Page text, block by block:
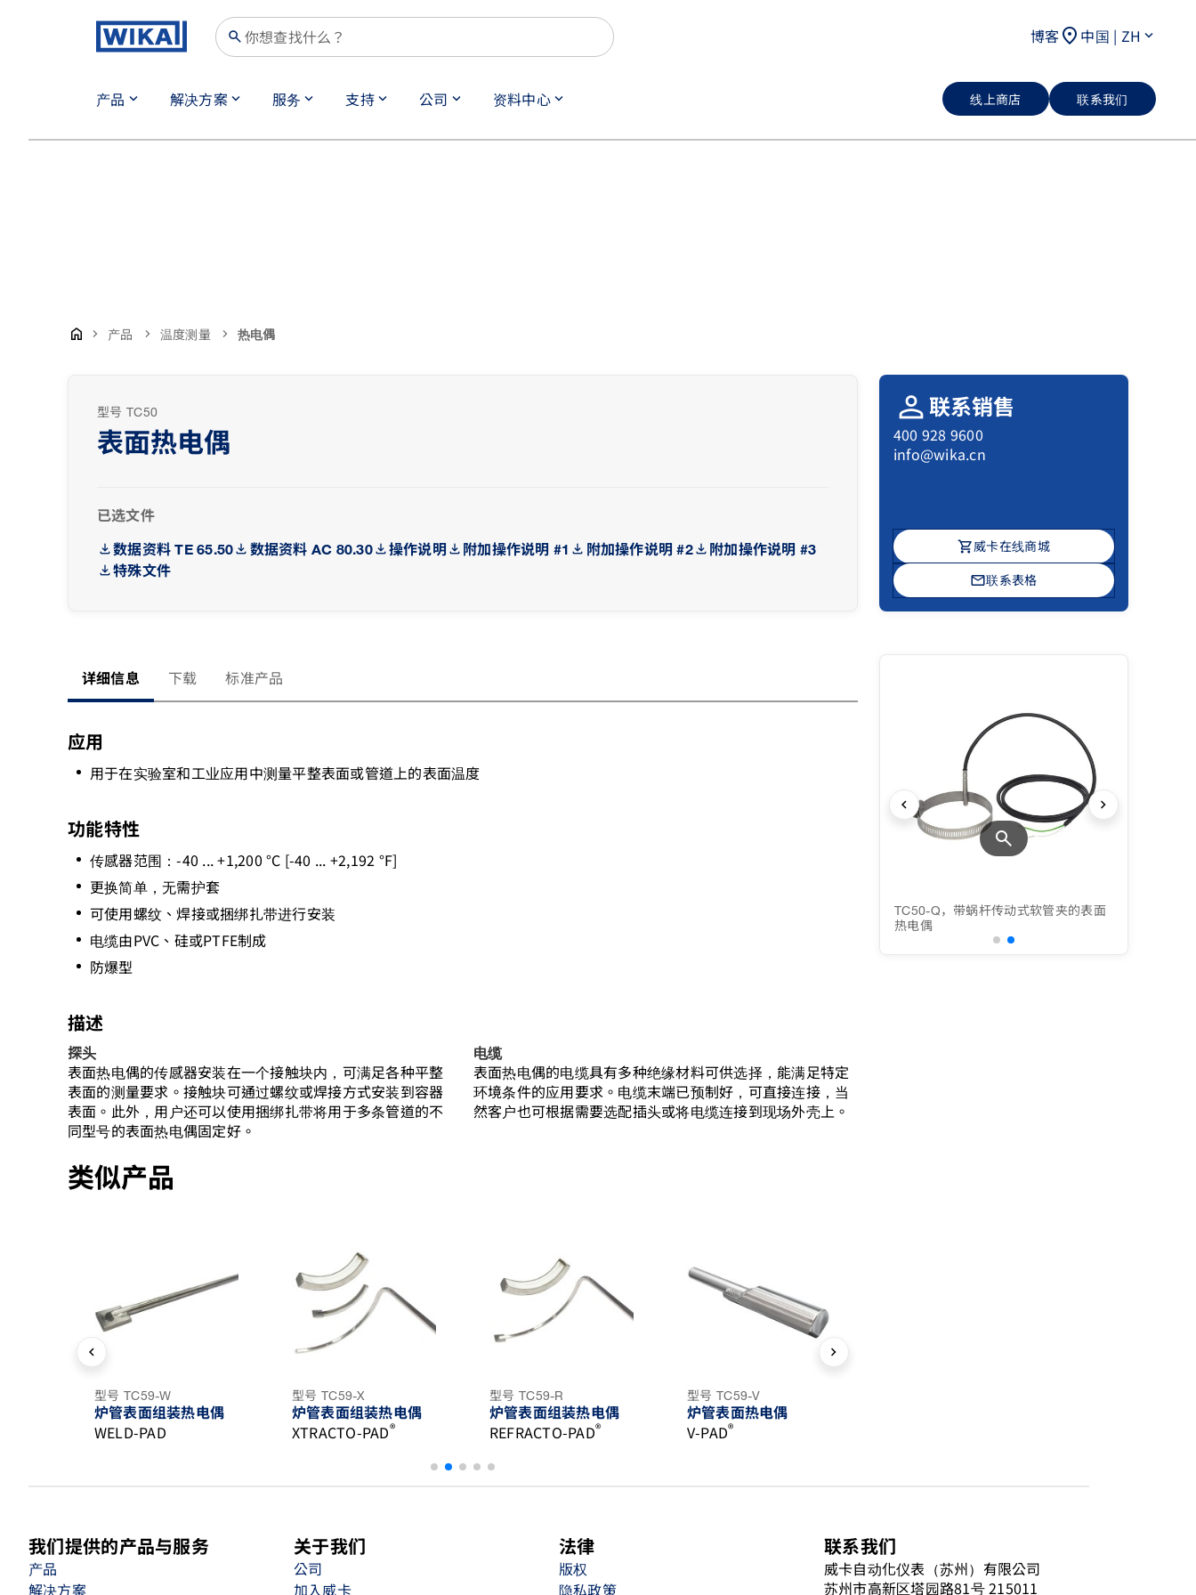
search 博客 location_on 中国 | ZH keyboard_arrow_down
产品 keyboard_arrow_down 解决方案keyboard_arrow_down 服务 keyboard_arrow_down 支持keyboard_arrow_down 公司 keyboard_arrow_down 资料中心keyboard_arrow_down 线上商店 联系我们
产品 温度测量 热电偶
型号 TC50
表面热电偶
已选文件
数据资料 TE 65.50
数据资料 AC 80.30 操作说明 附加操作说明 #1 附加操作说明 #2
附加操作说明 #3
特殊文件
person 联系销售
400 928 9600
info@wika.cn
shopping_cart威卡在线商城
mail联系表格
详细信息 下载 标准产品
应用
用于在实验室和工业应用中测量平整表面或管道上的表面温度
功能特性
传感器范围：-40 ... +1,200 °C [-40 ... +2,192 °F]
更换简单，无需护套
可使用螺纹、焊接或捆绑扎带进行安装
电缆由PVC、硅或PTFE制成
防爆型
描述
探头
表面热电偶的传感器安装在一个接触块内，可满足各种平整
表面的测量要求。接触块可通过螺纹或焊接方式安装到容器
表面。此外，用户还可以使用捆绑扎带将用于多条管道的不
同型号的表面热电偶固定好。
电缆
表面热电偶的电缆具有多种绝缘材料可供选择，能满足特定
环境条件的应用要求。电缆末端已预制好，可直接连接，当
然客户也可根据需要选配插头或将电缆连接到现场外壳上。
类似产品
型号 TC59-W
炉管表面组装热电偶
WELD-PAD
型号 TC59-X
炉管表面组装热电偶
XTRACTO-PAD®
型号 TC59-R
炉管表面组装热电偶
REFRACTO-PAD®
型号 TC59-V
炉管表面热电偶
V-PAD®
chevron_left chevron_right
search
TC50-Q，带蜗杆传动式软管夹的表面
热电偶
chevron_left chevron_right
我们提供的产品与服务
产品
解决方案
关于我们
公司
加入威卡
法律
版权
隐私政策
联系我们
威卡自动化仪表（苏州）有限公司
苏州市高新区塔园路81号 215011